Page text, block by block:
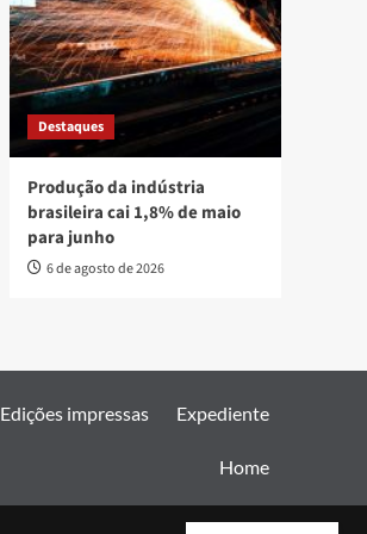
Destaques
Produção da indústria
brasileira cai 1,8% de maio
para junho
6 de agosto de 2026
Edições impressas Expediente
Home